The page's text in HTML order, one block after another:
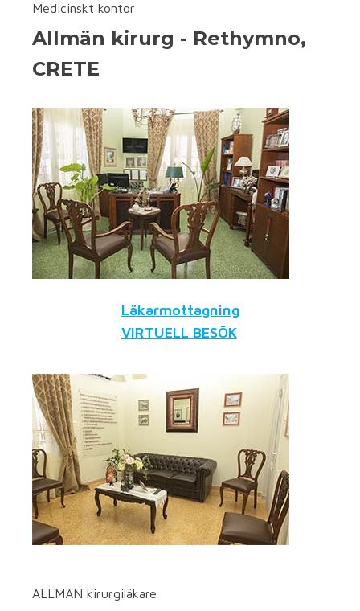
Medicinskt kontor
Allmän kirurg - Rethymno,
CRETE
Läkarmottagning
VIRTUELL BESÖK
ALLMÄN kirurgiläkare